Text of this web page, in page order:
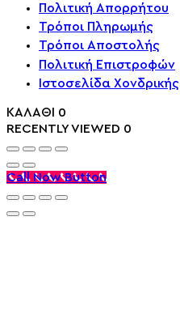
Πολιτική Απορρήτου
Τρόποι Πληρωμής
Τρόποι Αποστολής
Πολιτική Επιστροφών
Ιστοσελίδα Χονδρικής
ΚΑΛΑΘΙ 0
RECENTLY VIEWED 0
Call Now Button